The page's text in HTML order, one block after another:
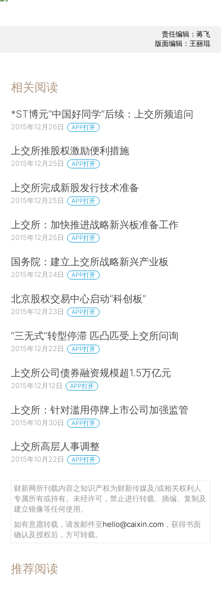
责任编辑：蒋飞
版面编辑：王丽琨
相关阅读
*ST博元“中国好同学”后续：上交所频追问
2015年12月26日 APP打开
上交所推股权激励便利措施
2015年12月25日 APP打开
上交所完成新股发行技术准备
2015年12月25日 APP打开
上交所：加快推进战略新兴板准备工作
2015年12月25日 APP打开
国务院：建立上交所战略新兴产业板
2015年12月24日 APP打开
北京股权交易中心启动“科创板”
2015年12月23日 APP打开
“三无式”转型停滞 匹凸匹受上交所问询
2015年12月22日 APP打开
上交所公司债券融资规模超1.5万亿元
2015年12月12日 APP打开
上交所：针对滥用停牌上市公司加强监管
2015年10月30日 APP打开
上交所高层人事调整
2015年10月22日 APP打开
财新网所刊载内容之知识产权为财新传媒及/或相关权利人
专属所有或持有。未经许可，禁止进行转载、摘编、复制及
建立镜像等任何使用。
如有意愿转载，请发邮件至hello@caixin.com ，获得书面
确认及授权后，方可转载。
推荐阅读